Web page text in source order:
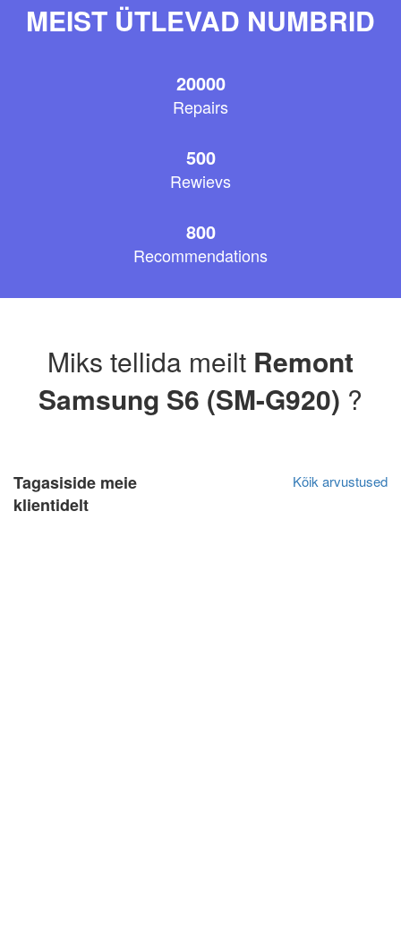
MEIST ÜTLEVAD NUMBRID
20000
Repairs
500
Rewievs
800
Recommendations
Miks tellida meilt Remont
Samsung S6 (SM-G920) ?
Tagasiside meie
klientidelt
Kõik arvustused